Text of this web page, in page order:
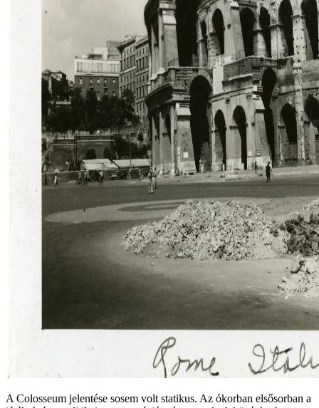
A Colosseum jelentése sosem volt statikus. Az ókorban elsősorban a